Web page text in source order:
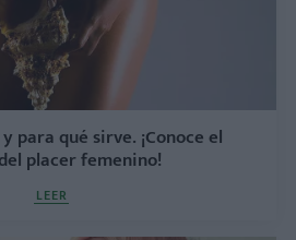
para qué sirve. ¡Conoce el
placer femenino!
LEER